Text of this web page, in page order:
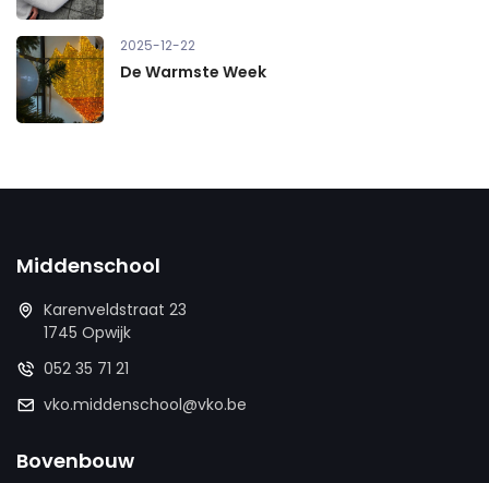
2025-12-22
De Warmste Week
Middenschool
Karenveldstraat 23
1745 Opwijk
052 35 71 21
vko.middenschool@vko.be
Bovenbouw